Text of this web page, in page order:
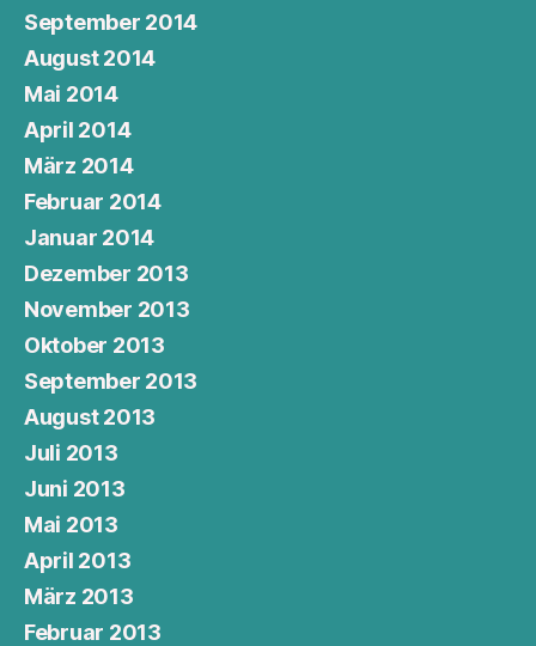
September 2014
August 2014
Mai 2014
April 2014
März 2014
Februar 2014
Januar 2014
Dezember 2013
November 2013
Oktober 2013
September 2013
August 2013
Juli 2013
Juni 2013
Mai 2013
April 2013
März 2013
Februar 2013